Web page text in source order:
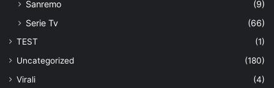
Sanremo
(9)
Serie Tv
(66)
TEST
(1)
Uncategorized
(180)
Virali
(4)